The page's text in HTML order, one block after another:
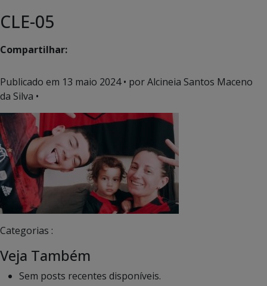
CLE-05
Compartilhar:
Publicado em 13 maio 2024• por Alcineia Santos Maceno
da Silva •
Categorias :
Veja Também
Sem posts recentes disponíveis.